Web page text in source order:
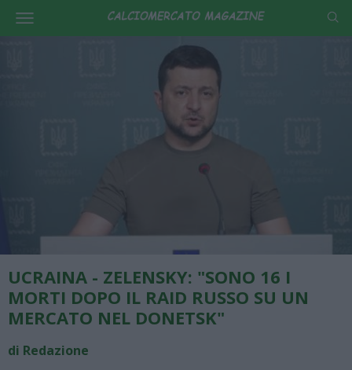
UCRAINA - ZELENSKY: "SONO 16 I
MORTI DOPO IL RAID RUSSO SU UN
MERCATO NEL DONETSK"
di Redazione